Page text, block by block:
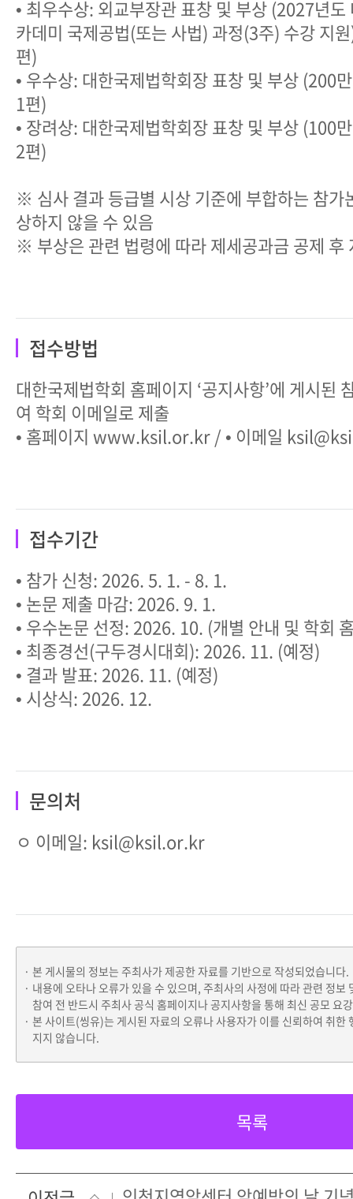
• 최우수상: 외교부장관 표창 및 부상 (2027년
카데미 국제공법(또는 사법) 과정(3주) 수강 지
편)
• 우수상: 대한국제법학회장 표창 및 부상 (200
1편)
• 장려상: 대한국제법학회장 표창 및 부상 (100
2편)
※ 심사 결과 등급별 시상 기준에 부합하는 참가
상하지 않을 수 있음
※ 부상은 관련 법령에 따라 제세공과금 공제 후
접수방법
대한국제법학회 홈페이지 ‘공지사항’에 게시된
여 학회 이메일로 제출
• 홈페이지 www.ksil.or.kr / • 이메일
접수기간
• 참가 신청: 2026. 5. 1. - 8. 1.
• 논문 제출 마감: 2026. 9. 1.
• 우수논문 선정: 2026. 10. (개별 안내 및 학회
• 최종경선(구두경시대회): 2026. 11. (예정)
• 결과 발표: 2026. 11. (예정)
• 시상식: 2026. 12.
문의처
ㅇ 이메일: ksil@ksil.or.kr
본 게시물의 정보는 주최사가 제공한 자료를 기반으로 작성되었습니다.
내용에 오타나 오류가 있을 수 있으며, 주최사의 사정에 따라 관련 정보
참여 전 반드시 주최사 공식 홈페이지나 공지사항을 통해 최신 공모 요
본 사이트(씽유)는 게시된 자료의 오류나 사용자가 이를 신뢰하여 취한
지지 않습니다.
목록